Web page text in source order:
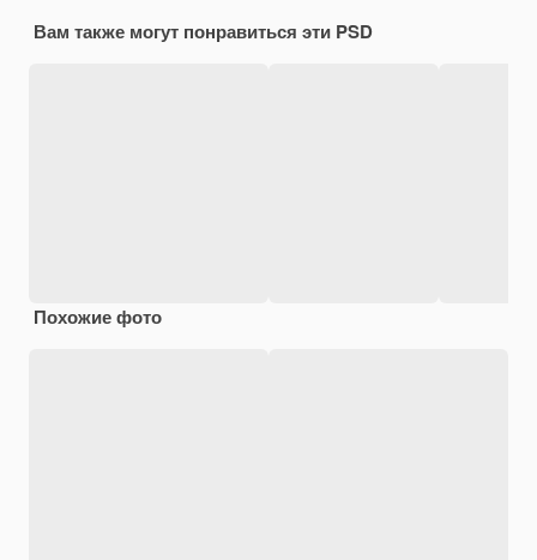
Вам также могут понравиться эти PSD
Похожие фото